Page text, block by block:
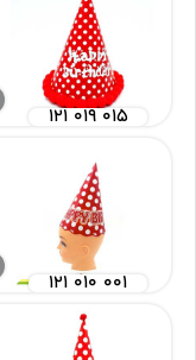
۱۲۱ ۰۱۹ ۰۱۵
۱۲۱ ۰۱۰ ۰۰۱